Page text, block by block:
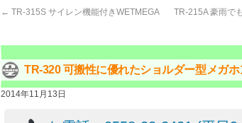
← TR-315S サイレン機能付きWETMEGA
TR-215A 豪雨で
TR-320 可搬性に優れたショルダー型メガホ
2014年11月13日